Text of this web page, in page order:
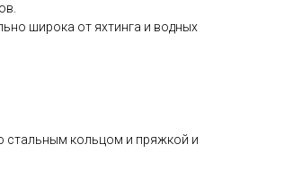
широка от яхтинга и водных
стальным кольцом и пряжкой и